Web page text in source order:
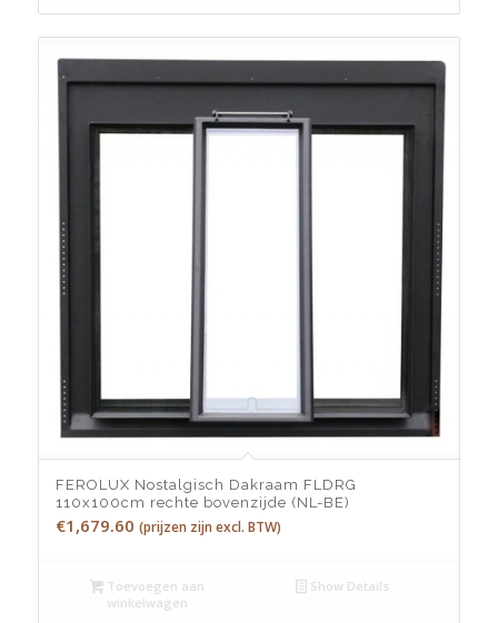
FEROLUX Nostalgisch Dakraam FLDRG
110x100cm rechte bovenzijde (NL-BE)
€1,679.60 (prijzen zijn excl. BTW)
Toevoegen aan
winkelwagen
Show Details